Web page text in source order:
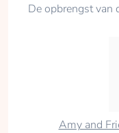
De opbrengst van
Amy and